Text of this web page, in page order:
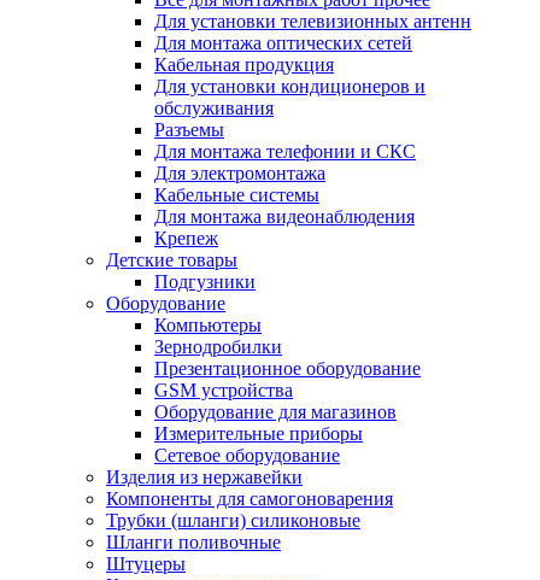
Для установки телевизионных антенн
Для монтажа оптических сетей
Кабельная продукция
Для установки кондиционеров и
обслуживания
Разъемы
Для монтажа телефонии и СКС
Для электромонтажа
Кабельные системы
Для монтажа видеонаблюдения
Крепеж
Детские товары
Подгузники
Оборудование
Компьютеры
Зернодробилки
Презентационное оборудование
GSM устройства
Оборудование для магазинов
Измерительные приборы
Сетевое оборудование
Изделия из нержавейки
Компоненты для самогоноварения
Трубки (шланги) силиконовые
Шланги поливочные
Штуцеры